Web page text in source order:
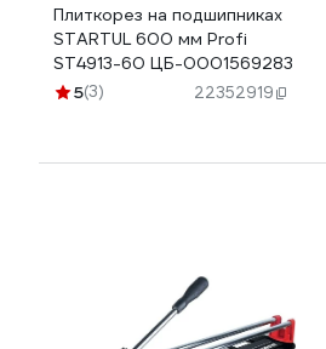
Плиткорез на подшипниках
STARTUL 600 мм Profi
ST4913-60 ЦБ-0001569283
5(3) 22352919